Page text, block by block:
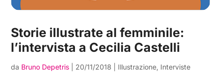
Storie illustrate al femminile:
l’intervista a Cecilia Castelli
da Bruno Depetris 20/11/2018 Illustrazione, Interviste